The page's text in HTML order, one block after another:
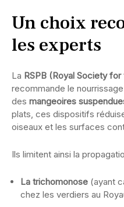
Un choix
les experts
La RSPB (Royal Society
recommande le
des mangeoires
plats, ces dispositifs
oiseaux et les surfaces
Ils limitent ainsi la
La trichomonose (ayant
chez les verdiers au